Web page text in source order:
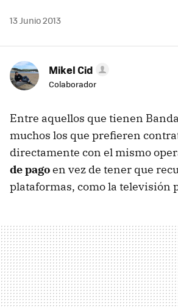
13 Junio 2013
Mikel Cid
Colaborador
Entre aquellos que tienen
muchos los que prefieren
directamente con el mismo
de pagoen vez de tener que
plataformas, como la televisión